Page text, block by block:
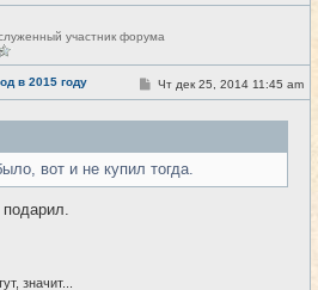
участник форума
в 2015 году #24
С
о
е
н
Чт дек 25, 2014 11:45 am
вот и не купил тогда.
подарил.
значит...